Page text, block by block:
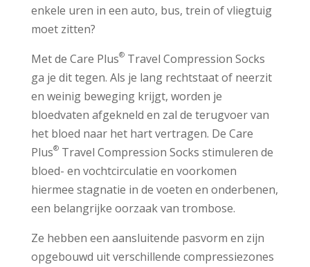
enkele uren in een auto, bus, trein of vliegtuig
moet zitten?
Met de Care Plus®Travel Compression Socks
ga je dit tegen. Als je lang rechtstaat of neerzit
en weinig beweging krijgt, worden je
bloedvaten afgekneld en zal de terugvoer van
het bloed naar het hart vertragen. De Care
Plus®Travel Compression Socks stimuleren de
bloed- en vochtcirculatie en voorkomen
hiermee stagnatie in de voeten en onderbenen,
een belangrijke oorzaak van trombose.
Ze hebben een aansluitende pasvorm en zijn
opgebouwd uit verschillende compressiezones